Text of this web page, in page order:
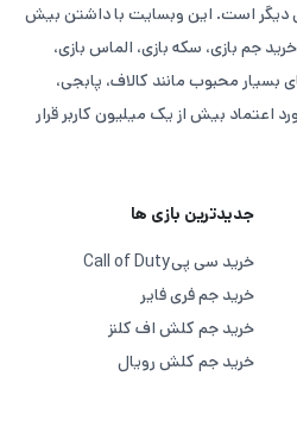
دیگر است. این وبسایت با داشتن بیش
خرید جم بازی، سکه بازی، الماس بازی،
بسیار محبوب مانند کالاف، پابجی،
اعتماد بیش از یک میلیون کاربر قرار
جدیدترین بازی ها
خرید سی پیCall of Duty
خرید جم فری فایر
خرید جم کلش اف کلنز
خرید جم کلش رویال